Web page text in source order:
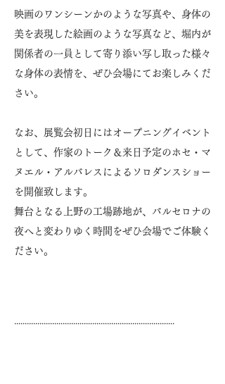
映画のワンシーンかのような写真や、身体の
美を表現した絵画のような写真など、堀内が
関係者の一員として寄り添い写し取った様々
な身体の表情を、ぜひ会場にてお楽しみくだ
さい。
なお、展覧会初日にはオープニングイベント
として、作家のトーク＆来日予定のホセ・マ
ヌエル・アルバレスによるソロダンスショー
を開催致します。
舞台となる上野の工場跡地が、バルセロナの
夜へと変わりゆく時間をぜひ会場でご体験く
ださい。
............................................................................